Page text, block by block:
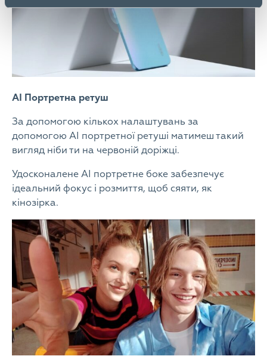
АІ Портретна ретуш
За допомогою кількох налаштувань за
допомогою АІ портретної ретуші матимеш такий
вигляд ніби ти на червоній доріжці.
Удосконалене АІ портретне боке забезпечує
ідеальний фокус і розмиття, щоб сяяти, як
кінозірка.